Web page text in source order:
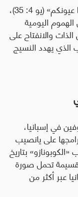
كما تحمل الطوابع والبطاقات شعار «إرفعوا عيونكم» (يو 4: 35)،
اليومية
والانفتاح على
الذي يهدد النسيج
في إسبانيا،
على يانصيب
بتاريخ
توزيع نحو 13.5 مليون قسيمة تحمل صورة
عبر أكثر من